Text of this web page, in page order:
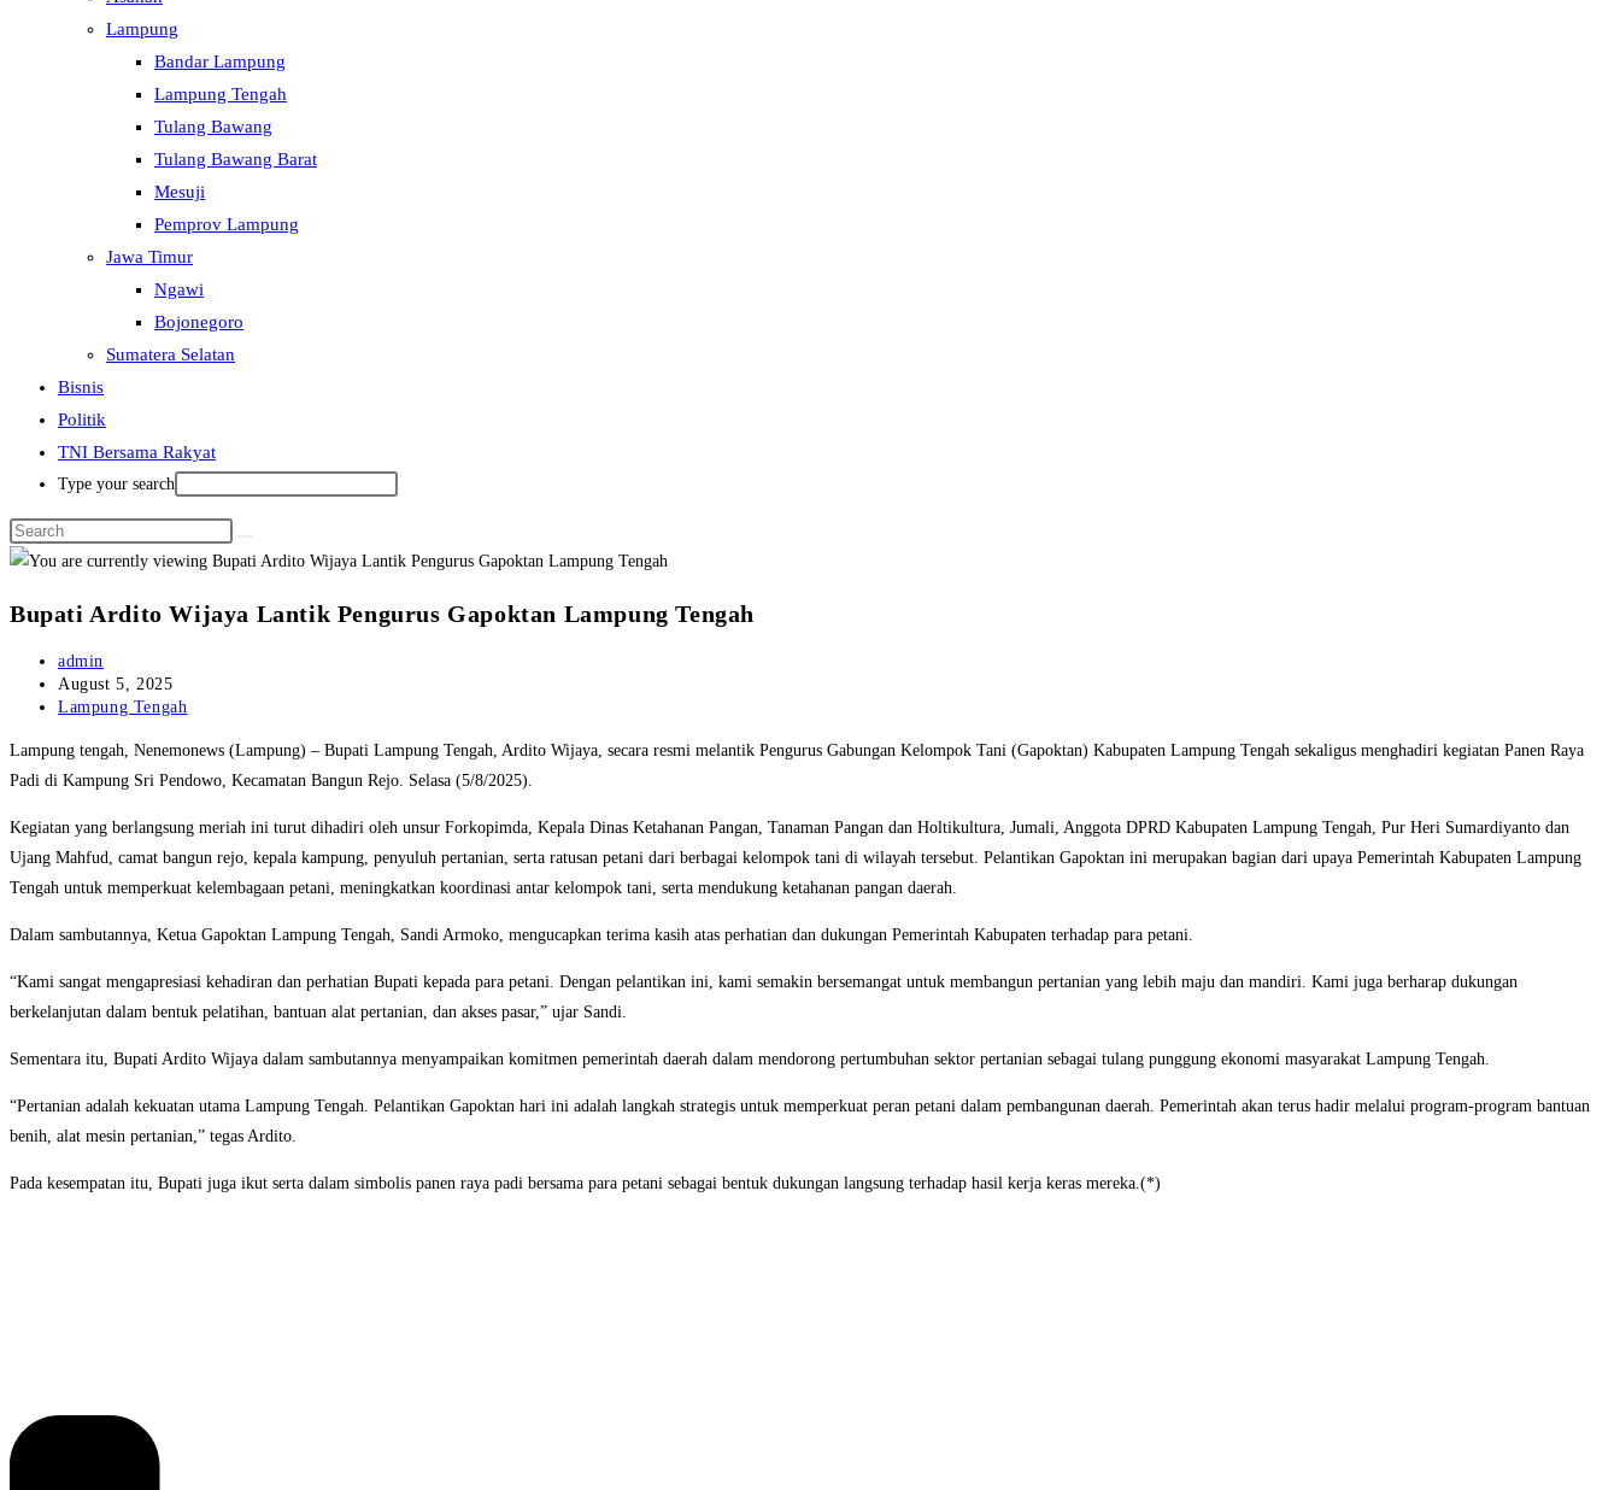
Lampung
Bandar Lampung
Lampung Tengah
Tulang Bawang
Tulang Bawang Barat
Mesuji
Pemprov Lampung
Jawa Timur
Ngawi
Bojonegoro
Sumatera Selatan
Bisnis
Politik
TNI Bersama Rakyat
Type your search
Bupati Ardito Wijaya Lantik Pengurus Gapoktan Lampung Tengah
Post
author:
admin
Post
published:
August 5, 2025
Post
Lampung Tengah
Lampung tengah, Nenemonews (Lampung) – Bupati Lampung Tengah, Ardito Wijaya, secara resmi melantik Pengurus Gabungan Kelompok Tani (Gapoktan) Kabupaten Lampung Tengah sekaligus menghadiri kegiatan Panen Raya
Padi di Kampung Sri Pendowo, Kecamatan Bangun Rejo. Selasa (5/8/2025).
Kegiatan yang berlangsung meriah ini turut dihadiri oleh unsur Forkopimda, Kepala Dinas Ketahanan Pangan, Tanaman Pangan dan Holtikultura, Jumali, Anggota DPRD Kabupaten Lampung Tengah, Pur Heri Sumardiyanto dan
Ujang Mahfud, camat bangun rejo, kepala kampung, penyuluh pertanian, serta ratusan petani dari berbagai kelompok tani di wilayah tersebut. Pelantikan Gapoktan ini merupakan bagian dari upaya Pemerintah Kabupaten Lampung
Tengah untuk memperkuat kelembagaan petani, meningkatkan koordinasi antar kelompok tani, serta mendukung ketahanan pangan daerah.
Dalam sambutannya, Ketua Gapoktan Lampung Tengah, Sandi Armoko, mengucapkan terima kasih atas perhatian dan dukungan Pemerintah Kabupaten terhadap para petani.
“Kami sangat mengapresiasi kehadiran dan perhatian Bupati kepada para petani. Dengan pelantikan ini, kami semakin bersemangat untuk membangun pertanian yang lebih maju dan mandiri. Kami juga berharap dukungan
berkelanjutan dalam bentuk pelatihan, bantuan alat pertanian, dan akses pasar,” ujar Sandi.
Sementara itu, Bupati Ardito Wijaya dalam sambutannya menyampaikan komitmen pemerintah daerah dalam mendorong pertumbuhan sektor pertanian sebagai tulang punggung ekonomi masyarakat Lampung Tengah.
“Pertanian adalah kekuatan utama Lampung Tengah. Pelantikan Gapoktan hari ini adalah langkah strategis untuk memperkuat peran petani dalam pembangunan daerah. Pemerintah akan terus hadir melalui program-program bantuan
benih, alat mesin pertanian,” tegas Ardito.
Pada kesempatan itu, Bupati juga ikut serta dalam simbolis panen raya padi bersama para petani sebagai bentuk dukungan langsung terhadap hasil kerja keras mereka.(*)